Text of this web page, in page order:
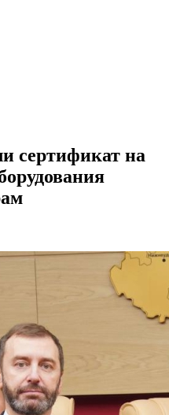
сертификат на